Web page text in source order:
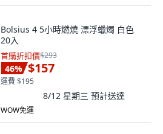
Bolsius 4 5小時燃燒 漂浮蠟燭 白色
20入
首購折扣價$293
46% $157
運費 $195
8/12 星期三 預計送達
WOW免運